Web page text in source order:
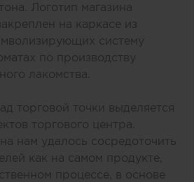
Логотип магазина
на каркасе из
систему
по производству
лакомства.
торговой точки выделяется
торгового центра.
нам удалось сосредоточить
как на самом продукте,
процессе, в основе